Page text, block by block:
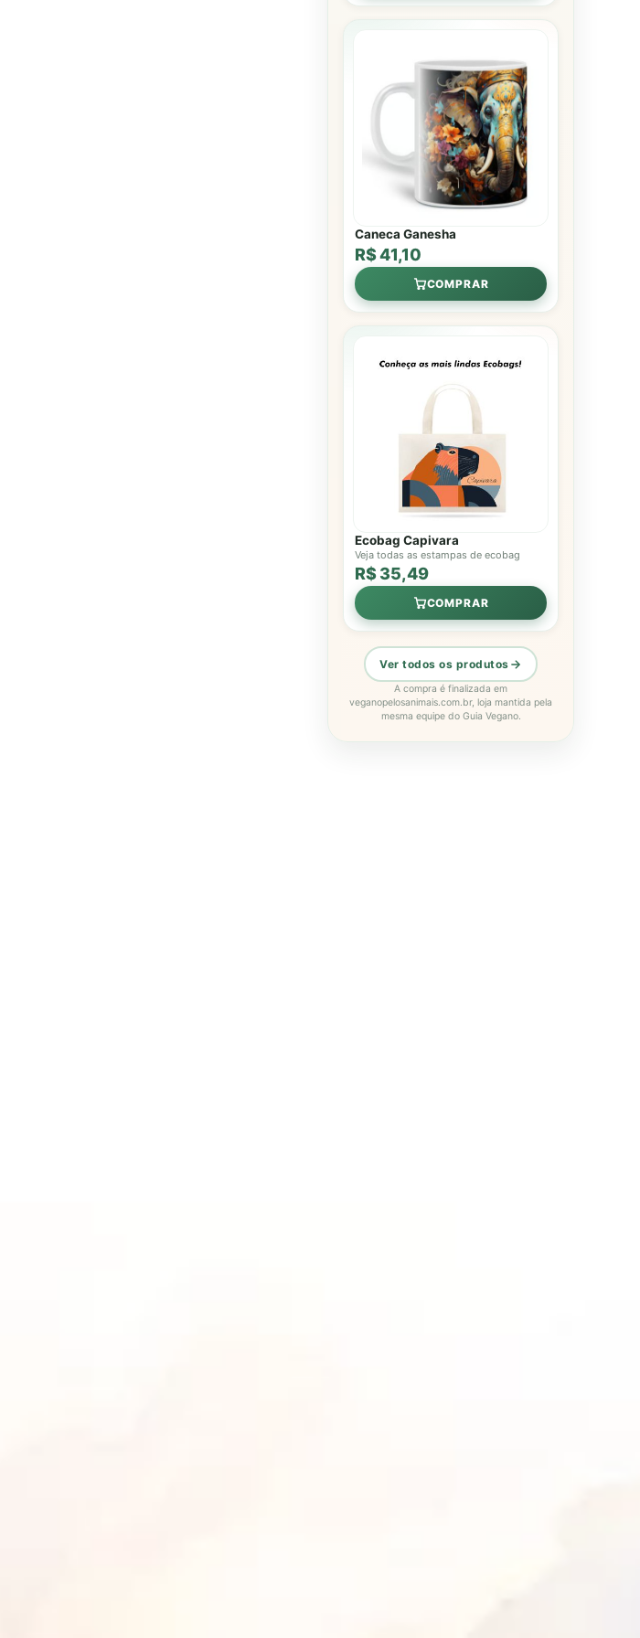
Caneca Ganesha
R$ 41,10
COMPRAR
Ecobag Capivara
Veja todas as estampas de ecobag
R$ 35,49
COMPRAR
Ver todos os produtos
A compra é finalizada em
veganopelosanimais.com.br, loja mantida pela
mesma equipe do Guia Vegano.